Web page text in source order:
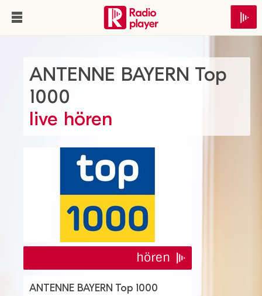
ANTENNE BAYERN Top
1000
live hören
hören
ANTENNE BAYERN Top 1000